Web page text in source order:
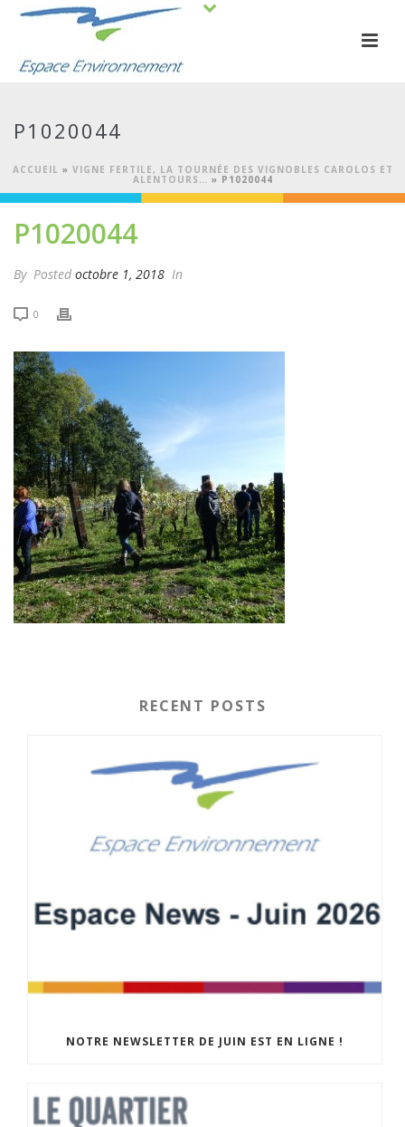
P1020044
ACCUEIL » VIGNE FERTILE, LA TOURNÉE DES VIGNOBLES CAROLOS ET
ALENTOURS… » P1020044
P1020044
By Posted octobre 1, 2018 In
0
RECENT POSTS
NOTRE NEWSLETTER DE JUIN EST EN LIGNE !